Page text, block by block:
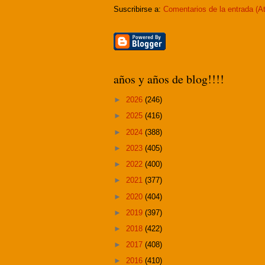
Suscribirse a: Comentarios de la entrada
años y años de blog!!!!
► 2026 (246)
► 2025 (416)
► 2024 (388)
► 2023 (405)
► 2022 (400)
► 2021 (377)
► 2020 (404)
► 2019 (397)
► 2018 (422)
► 2017 (408)
► 2016 (410)